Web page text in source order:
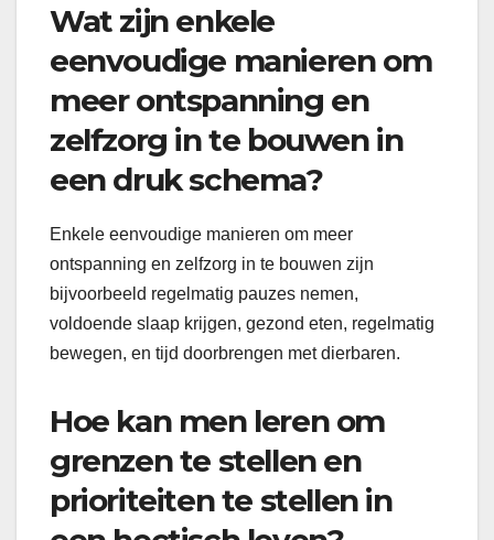
Wat zijn enkele
eenvoudige manieren om
meer ontspanning en
zelfzorg in te bouwen in
een druk schema?
Enkele eenvoudige manieren om meer
ontspanning en zelfzorg in te bouwen zijn
bijvoorbeeld regelmatig pauzes nemen,
voldoende slaap krijgen, gezond eten, regelmatig
bewegen, en tijd doorbrengen met dierbaren.
Hoe kan men leren om
grenzen te stellen en
prioriteiten te stellen in